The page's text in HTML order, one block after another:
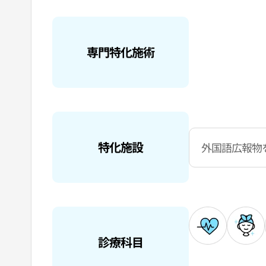
専門特化施術
特化施設 外国語広報物
診療科目